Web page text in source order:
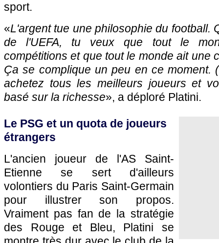
sport.
«L'argent tue une philosophie du football.
de l'UEFA, tu veux que tout le
compétitions et que tout le monde ait une
Ça se complique un peu en ce moment.
achetez tous les meilleurs joueurs et
basé sur la richesse», a déploré Platini.
Le PSG et un quota de joueurs
étrangers
L'ancien joueur de l'AS Saint-
Etienne se sert d'ailleurs
volontiers du Paris Saint-Germain
pour illustrer son propos.
Vraiment pas fan de la stratégie
des Rouge et Bleu, Platini se